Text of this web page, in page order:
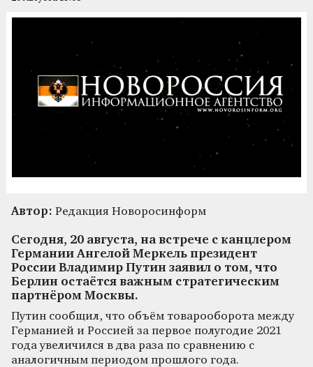
Автор: Редакция Новоросинформ
Сегодня, 20 августа, на встрече с канцлером
Германии Ангелой Меркель президент
России Владимир Путин заявил о том, что
Берлин остаётся важным стратегическим
партнёром Москвы.
Путин сообщил, что объём товарооборота между
Германией и Россией за первое полугодие 2021
года увеличился в два раза по сравнению с
аналогичным периодом прошлого года.